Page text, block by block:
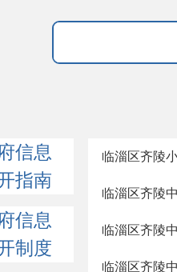
信息
指南
信息
制度
临淄区齐陵
临淄区齐陵
临淄区齐陵
临淄区齐陵